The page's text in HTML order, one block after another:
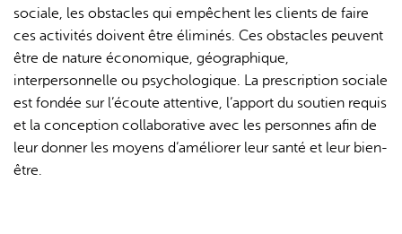
sociale, les obstacles qui empêchent les clients de faire
ces activités doivent être éliminés. Ces obstacles peuvent
être de nature économique, géographique,
interpersonnelle ou psychologique. La prescription sociale
est fondée sur l’écoute attentive, l’apport du soutien requis
et la conception collaborative avec les personnes afin de
leur donner les moyens d’améliorer leur santé et leur bien-
être.